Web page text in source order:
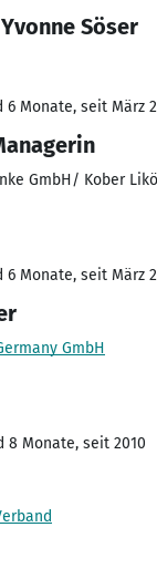
Söser
6 Monate, seit März
GmbH/ Kober
6 Monate, seit März
GmbH
8 Monate, seit 2010